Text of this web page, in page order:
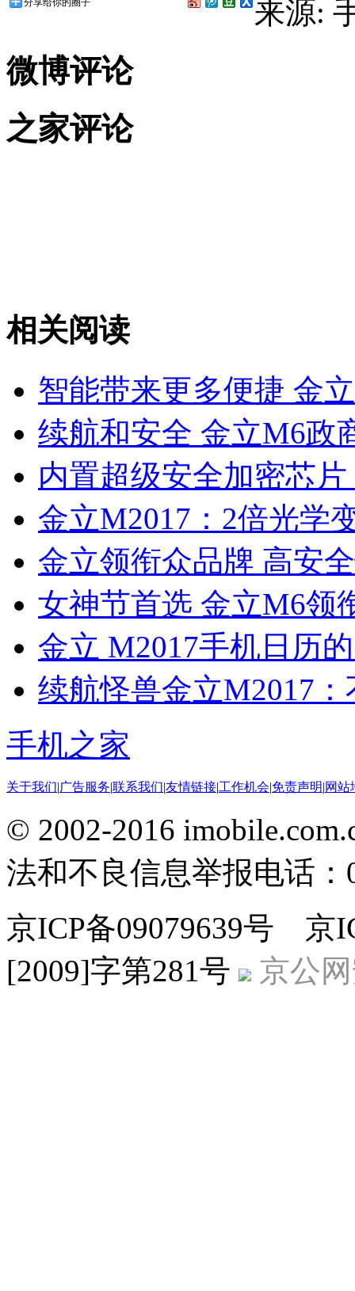
分享给你的圈子 来源:
微博评论
之家评论
相关阅读
智能带来更多便捷 金
续航和安全 金立M6政
内置超级安全加密芯
金立M2017：2倍光学
金立领衔众品牌 高安
女神节首选 金立M6领
金立 M2017手机日历
续航怪兽金立M2017
手机之家
关于我们|广告服务|联系我们|友情链接|工作机会|免责声明|网站
© 2002-2016
法和不良信息举报电话：
京ICP备09079639号 京
[2009]字第281号
京公